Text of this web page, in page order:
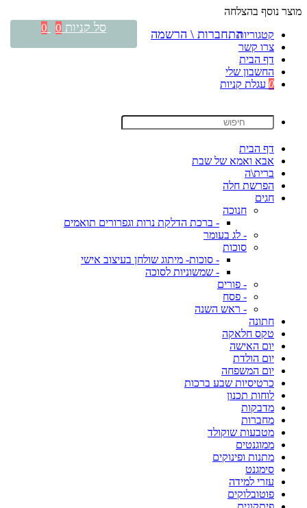
מוצר נוסף בהצלחה
קטגוריות
צרו קשר
דף הבית
החשבון שלי
0 עגלת קניות
דף הבית
אבא ואמא של שבת
ברית\ה
הפרשת חלה
חגים
חנוכה
- ברכת הדלקת נרות וגפרורים תואמים
- לג בעומר
סוכות
- סוכות- מיתוג שולחן בעיצוב אישי
- שמשוניות לסוכה
- פורים
- פסח
- ראש השנה
חתונה
טקס חלאקה
יום האישה
יום הולדת
יום המשפחה
כרטיסיות שבע ברכות
לוחות תכנון
מדבקות
מחברות
מטבעות שוקולד
ממוגנטים
מתנות ופינוקים
סימגנט
עזרי למידה
פוטובלוקים
התחברות \ הרשמה סל קניות 0
0